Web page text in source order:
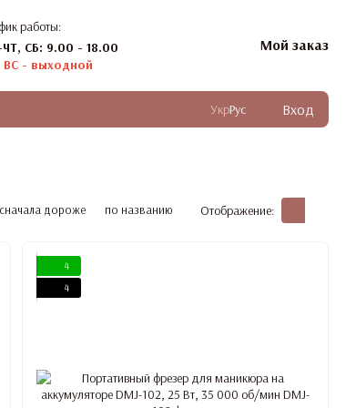
работы:
СБ: 9.00 - 18.00
ВС - выходной
Мой заказ
УкрРус Вход
сначала дороже по названию Отображение:
4
4